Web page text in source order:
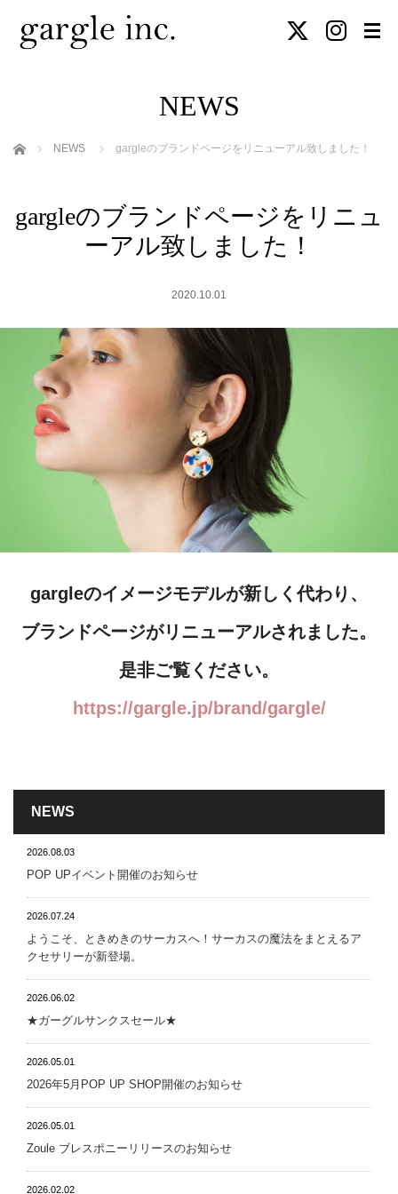
NEWS
ホーム NEWS gargleのブランドページをリニューアル致しました！
gargleのブランドページをリニュ
ーアル致しました！
2020.10.01
gargleのイメージモデルが新しく代わり、
ブランドページがリニューアルされました。
是非ご覧ください。
https://gargle.jp/brand/gargle/
NEWS
2026.08.03
POP UPイベント開催のお知らせ
2026.07.24
ようこそ、ときめきのサーカスへ！サーカスの魔法をまとえるア
クセサリーが新登場。
2026.06.02
★ガーグルサンクスセール★
2026.05.01
2026年5月POP UP SHOP開催のお知らせ
2026.05.01
Zoule ブレスポニーリリースのお知らせ
2026.02.02